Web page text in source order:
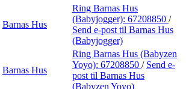
Barnas Hus
Ring Barnas Hus
(Babyjogger): 67208850 /
Send e-post til Barnas Hus
(Babyjogger)
Barnas Hus
Ring Barnas Hus (Babyzen
Yoyo): 67208850 / Send e-
post til Barnas Hus
(Babyzen Yoyo)